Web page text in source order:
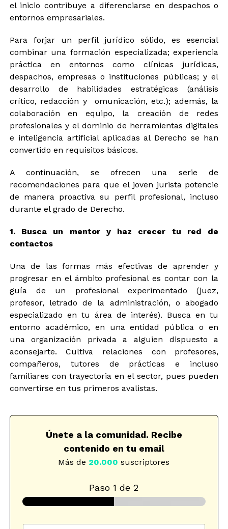
el inicio contribuye a diferenciarse en despachos o
entornos empresariales.
Para forjar un perfil jurídico sólido, es esencial
combinar una formación especializada; experiencia
práctica en entornos como clínicas jurídicas,
despachos, empresas o instituciones públicas; y el
desarrollo de habilidades estratégicas (análisis
crítico, redacción y omunicación, etc.); además, la
colaboración en equipo, la creación de redes
profesionales y el dominio de herramientas digitales
e inteligencia artificial aplicadas al Derecho se han
convertido en requisitos básicos.
A continuación, se ofrecen una serie de
recomendaciones para que el joven jurista potencie
de manera proactiva su perfil profesional, incluso
durante el grado de Derecho.
1. Busca un mentor y haz crecer tu red de
contactos
Una de las formas más efectivas de aprender y
progresar en el ámbito profesional es contar con la
guía de un profesional experimentado (juez,
profesor, letrado de la administración, o abogado
especializado en tu área de interés). Busca en tu
entorno académico, en una entidad pública o en
una organización privada a alguien dispuesto a
aconsejarte. Cultiva relaciones con profesores,
compañeros, tutores de prácticas e incluso
familiares con trayectoria en el sector, pues pueden
convertirse en tus primeros avalistas.
Únete a la comunidad. Recibe
contenido en tu email
Más de 20.000 suscriptores
Paso1 de 2